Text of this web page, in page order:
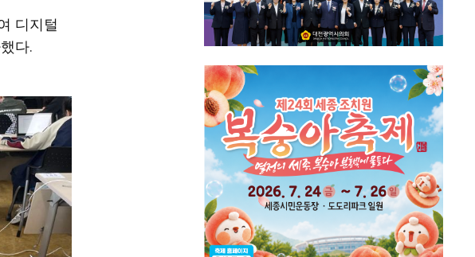
디지털
다.